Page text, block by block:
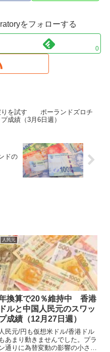
をフォローする
0
りを試す ポーランドズロチ
成績（3月6日週）
ドの
人民元
換算で20％維持中 香港
ドルと中国人民元のスワッ
成績（12月27日週）
人民元/円も仮想米ドル/香港ドル
もあまり動きませんでした。プラ
通りに為替変動の影響の小さい